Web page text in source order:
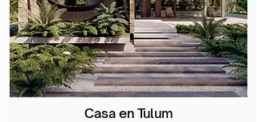
Casa en Tulum